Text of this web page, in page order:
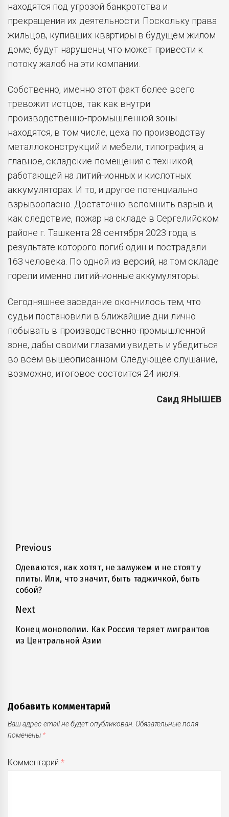
находятся под угрозой банкротства и
прекращения их деятельности. Поскольку права
жильцов, купивших квартиры в будущем жилом
доме, будут нарушены, что может привести к
потоку жалоб на эти компании.
Собственно, именно этот факт более всего
тревожит истцов, так как внутри
производственно-промышленной зоны
находятся, в том числе, цеха по производству
металлоконструкций и мебели, типография, а
главное, складские помещения с техникой,
работающей на литий-ионных и кислотных
аккумуляторах. И то, и другое потенциально
взрывоопасно. Достаточно вспомнить взрыв и,
как следствие, пожар на складе в Сергелийском
районе г. Ташкента 28 сентября 2023 года, в
результате которого погиб один и пострадали
163 человека. По одной из версий, на том складе
горели именно литий-ионные аккумуляторы.
Сегодняшнее заседание окончилось тем, что
судьи постановили в ближайшие дни лично
побывать в производственно-промышленной
зоне, дабы своими глазами увидеть и убедиться
во всем вышеописанном. Следующее слушание,
возможно, итоговое состоится 24 июля.
Саид ЯНЫШЕВ
Навигация
по
записям
Previous
Previous
post:
Одеваются, как хотят, не замужем и не стоят у
плиты. Или, что значит, быть таджичкой, быть
собой?
Next
Next
post:
Конец монополии. Как Россия теряет мигрантов
из Центральной Азии
Добавить комментарий
Ваш адрес email не будет опубликован. Обязательные поля
помечены *
Комментарий*